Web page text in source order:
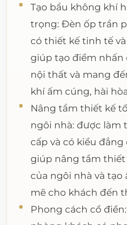
Tạo bầu không khí
trọng: Đèn ốp trần
có thiết kế tinh tế
giúp tạo điểm nhấn
nội thất và mang
khí ấm cúng, hài
Nâng tầm thiết kế
ngôi nhà: được làm
cấp và có kiểu
giúp nâng tầm
của ngôi nhà và
mẽ cho khách đến
Phong cách cổ